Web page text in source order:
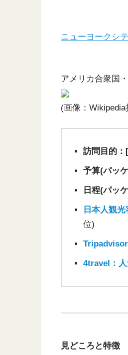
ニューヨークシ
アメリカ合衆国
(画像：Wikipedia
訪問目的
予算(パッ
日程(パッ
日本人観
位)
Tripadvisor
4travel：人
見どころと特徴